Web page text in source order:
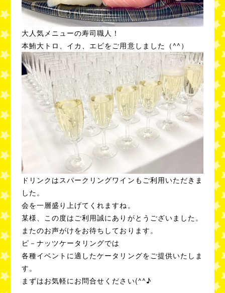
大人気メニューの寿司職人！
本鮪大トロ、イカ、エビをご用意しました（^^）
ドリンクはスパークリングワインもご利用いただきま
した。
会を一層盛り上げてくれますね。
某様、この度はご利用誠にありがとうございました。
またのお声がけをお待ちしております。
ピ－ナッツケータリングでは
各種イベントに適したケータリングをご提供いたしま
す。
まずはお気軽にお問合せください(^^♪